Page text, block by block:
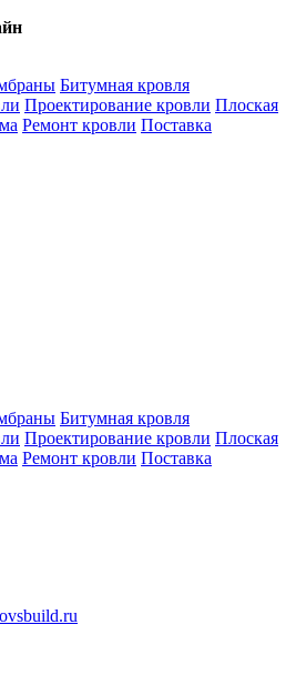
Битумная кровля
Проектирование кровли Плоская
Ремонт кровли Поставка
Битумная кровля
Проектирование кровли Плоская
Ремонт кровли Поставка